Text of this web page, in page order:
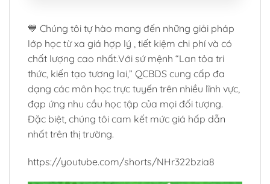
💙 Chúng tôi tự hào mang đến những giải pháp
lớp học từ xa giá hợp lý , tiết kiệm chi phí và có
chất lượng cao nhất.Với sứ mệnh “Lan tỏa tri
thức, kiến tạo tương lai,” QCBDS cung cấp đa
dạng các môn học trực tuyến trên nhiều lĩnh vực,
đạp ứng nhu cầu học tập của mọi đối tượng.
Đặc biệt, chúng tôi cam kết mức giá hấp dẫn
nhất trên thị trường.
https://youtube.com/shorts/NHr322bzia8